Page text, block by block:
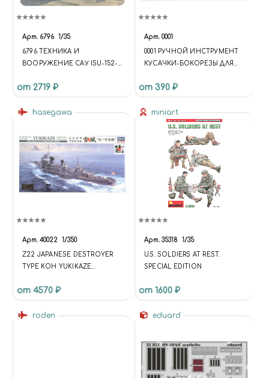
Арт. 6796 1/35
6796 ТЕХНИКА И
ВООРУЖЕНИЕ САУ ISU-152-2
от 2719 ₽
Арт. 0001
0001 РУЧНОЙ ИНСТРУМЕНТ
КУСАЧКИ-БОКОРЕЗЫ ДЛЯ
от 390 ₽
hasegawa
Арт. 40022 1/350
Z22 JAPANESE DESTROYER
TYPE KOH YUKIKAZE
от 4570 ₽
miniart
Арт. 35318 1/35
U.S. SOLDIERS AT REST.
SPECIAL EDITION
от 1600 ₽
roden eduard